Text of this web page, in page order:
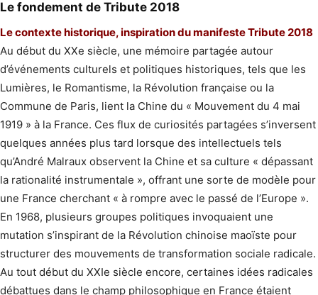
Le fondement de Tribute 2018
Le contexte historique, inspiration du manifeste Tribute 2018
Au début du XXe siècle, une mémoire partagée autour
d’événements culturels et politiques historiques, tels que les
Lumières, le Romantisme, la Révolution française ou la
Commune de Paris, lient la Chine du « Mouvement du 4 mai
1919 » à la France. Ces flux de curiosités partagées s’inversent
quelques années plus tard lorsque des intellectuels tels
qu’André Malraux observent la Chine et sa culture « dépassant
la rationalité instrumentale », offrant une sorte de modèle pour
une France cherchant « à rompre avec le passé de l’Europe ».
En 1968, plusieurs groupes politiques invoquaient une
mutation s’inspirant de la Révolution chinoise maoïste pour
structurer des mouvements de transformation sociale radicale.
Au tout début du XXIe siècle encore, certaines idées radicales
débattues dans le champ philosophique en France étaient